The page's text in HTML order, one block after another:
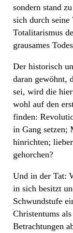
sondern stand
sich durch seine
Totalitarismus
grausames
Der historisch
daran gewöhnt,
sei, wird die
wohl auf den
finden:
in Gang setzen;
hinrichten;
gehorchen?
Und in der Tat:
in sich besitzt
Schwundstufe
Christentums
Betrachtungen